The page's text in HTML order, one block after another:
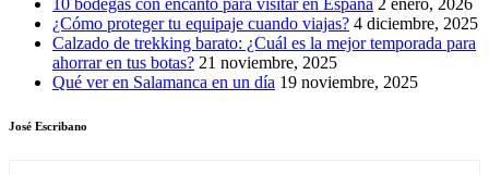
¿Cómo proteger tu equipaje cuando viajas? 4 diciembre, 2025
Calzado de trekking barato: ¿Cuál es la mejor temporada para
ahorrar en tus botas? 21 noviembre, 2025
Qué ver en Salamanca en un día 19 noviembre, 2025
José Escribano